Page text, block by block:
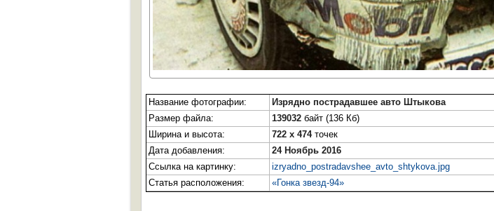
Название фотографии:
Изрядно пострадавшее авто Штыкова
Размер файла:
139032 байт (136 Кб)
Ширина и высота:
722 x 474точек
Дата добавления:
24 Ноябрь 2016
Ссылка на картинку:
izryadno_postradavshee_avto_shtykova.jpg
Статья расположения:
«Гонка звезд-94»